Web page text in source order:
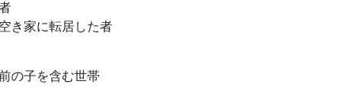
き家に転居した者
の子を含む世帯